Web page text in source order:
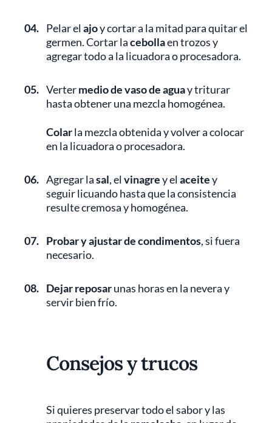
04. Pelar el ajoy cortar a la mitad para quitar el
germen. Cortar lacebollaen trozos y
agregar todo a la licuadora o procesadora.
05. Vertermedio de vaso de aguay triturar
hasta obtener una mezcla homogénea.
Colarla mezcla obtenida y volver a colocar
en la licuadora o procesadora.
06. Agregar lasal, el vinagrey el aceitey
seguir licuando hasta que la consistencia
resulte cremosa y homogénea.
07. Probar y ajustar de condimentos, si fuera
necesario.
08. Dejar reposarunas horas en la nevera y
servir bien frío.
Consejos y trucos
Si quieres preservar todo el sabor y las